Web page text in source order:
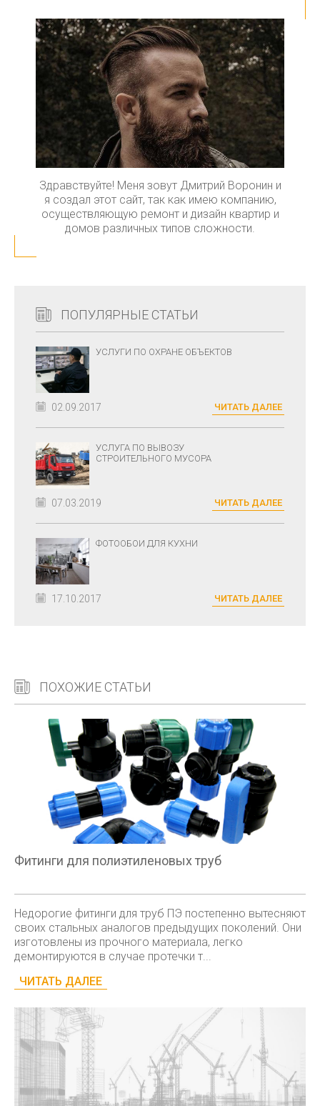
Здравствуйте! Меня зовут Дмитрий Воронин и
я создал этот сайт, так как имею компанию,
осуществляющую ремонт и дизайн квартир и
домов различных типов сложности.
ПОПУЛЯРНЫЕ СТАТЬИ
УСЛУГИ ПО ОХРАНЕ ОБЪЕКТОВ
02.09.2017 ЧИТАТЬ ДАЛЕЕ
УСЛУГА ПО ВЫВОЗУ
СТРОИТЕЛЬНОГО МУСОРА
07.03.2019 ЧИТАТЬ ДАЛЕЕ
ФОТООБОИ ДЛЯ КУХНИ
17.10.2017 ЧИТАТЬ ДАЛЕЕ
ПОХОЖИЕ СТАТЬИ
Фитинги для полиэтиленовых труб
Недорогие фитинги для труб ПЭ постепенно вытесняют
своих стальных аналогов предыдущих поколений. Они
изготовлены из прочного материала, легко
демонтируются в случае протечки т...
ЧИТАТЬ ДАЛЕЕ